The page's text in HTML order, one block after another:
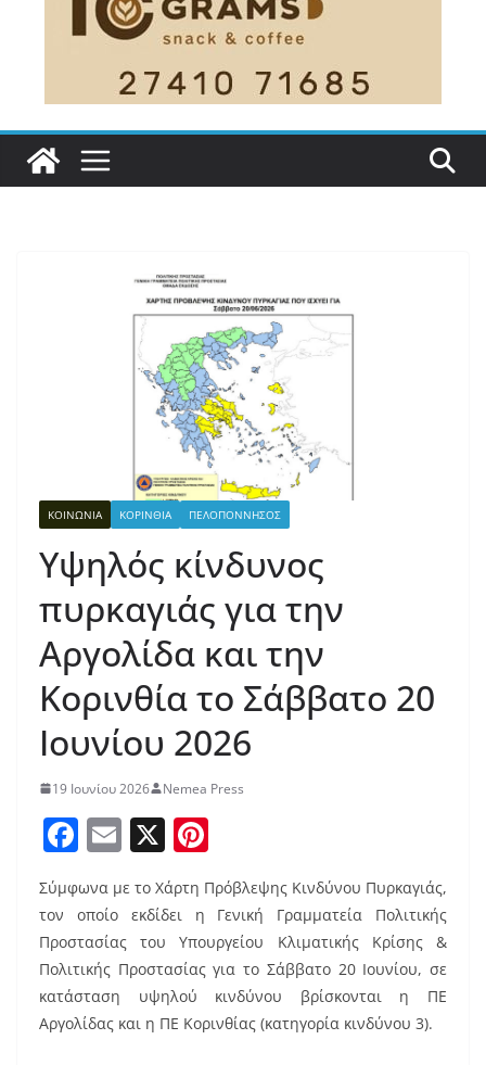
ΚΟΙΝΩΝΙΑ ΚΟΡΙΝΘΙΑ ΠΕΛΟΠΟΝΝΗΣΟΣ
Υψηλός κίνδυνος
πυρκαγιάς για την
Αργολίδα και την
Κορινθία το Σάββατο 20
Ιουνίου 2026
19 Ιουνίου 2026 Nemea Press
F
c
e
b
o
o
E
ai
l
X
nt
er
e
st
Σύμφωνα με το Χάρτη Πρόβλεψης Κινδύνου Πυρκαγιάς,
τον οποίο εκδίδει η Γενική Γραμματεία Πολιτικής
Προστασίας του Υπουργείου Κλιματικής Κρίσης &
Πολιτικής Προστασίας για το Σάββατο 20 Ιουνίου, σε
κατάσταση υψηλού κινδύνου βρίσκονται η ΠΕ
Αργολίδας και η ΠΕ Κορινθίας (κατηγορία κινδύνου 3).